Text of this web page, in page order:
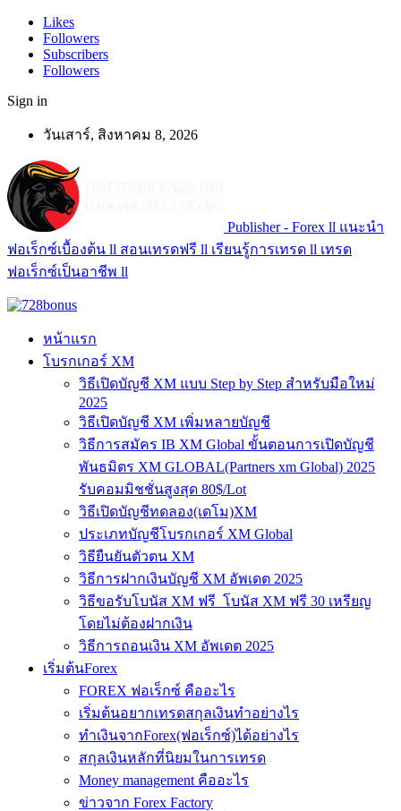
Likes
Followers
Subscribers
Followers
Sign in
วันเสาร์, สิงหาคม 8, 2026
Publisher - Forex ll แนะนำ
ฟอเร็กซ์เบื้องต้น ll สอนเทรดฟรี ll เรียนรู้การเทรด ll เทรด
ฟอเร็กซ์เป็นอาชีพ ll
หน้าแรก
โบรกเกอร์ XM
วิธีเปิดบัญชี XM แบบ Step by Step สำหรับมือใหม่
2025
วิธีเปิดบัญชี XM เพิ่มหลายบัญชี
วิธีการสมัคร IB XM Global ขั้นตอนการเปิดบัญชี
พันธมิตร XM GLOBAL(Partners xm Global) 2025
รับคอมมิชชั่นสูงสุด 80$/Lot
วิธีเปิดบัญชีทดลอง(เดโม)XM
ประเภทบัญชีโบรกเกอร์ XM Global
วิธียืนยันตัวตน XM
วิธีการฝากเงินบัญชี XM อัพเดต 2025
วิธีขอรับโบนัส XM ฟรี โบนัส XM ฟรี 30 เหรียญ
โดยไม่ต้องฝากเงิน
วิธีการถอนเงิน XM อัพเดต 2025
เริ่มต้นForex
FOREX ฟอเร็กซ์ คืออะไร
เริ่มต้นอยากเทรดสกุลเงินทำอย่างไร
ทำเงินจากForex(ฟอเร็กซ์)ได้อย่างไร
สกุลเงินหลักที่นิยมในการเทรด
Money management คืออะไร
ข่าวจาก Forex Factory